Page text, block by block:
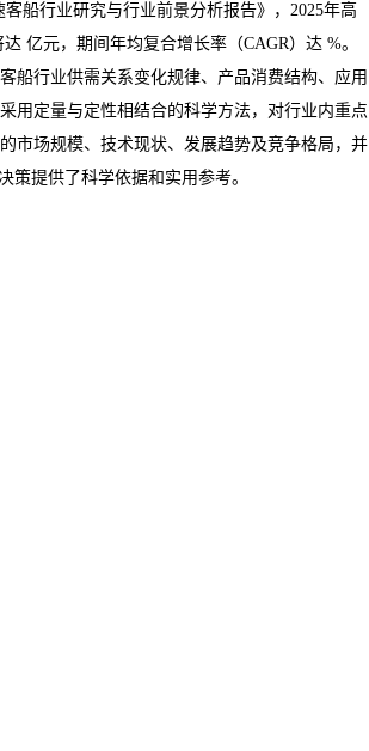
客船行业研究与行业前景分析报告》，2025年高
亿元，期间年均复合增长率（CAGR）达 %。
船行业供需关系变化规律、产品消费结构、应用
用定量与定性相结合的科学方法，对行业内重点
市场规模、技术现状、发展趋势及竞争格局，并
策提供了科学依据和实用参考。